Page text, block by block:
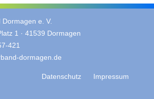
Dormagen e. V.
1 · 41539 Dormagen
421
dormagen.de
Datenschutz Impressum